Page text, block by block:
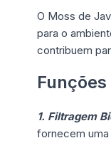
O Moss de
para o
contribuem
1. Filtragem
fornecem